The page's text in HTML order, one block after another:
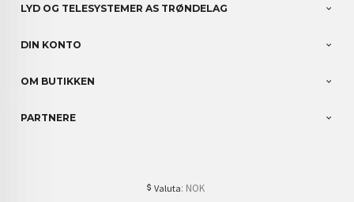
LYD OG TELESYSTEMER AS TRØNDELAG
DIN KONTO
OM BUTIKKEN
PARTNERE
Valuta: NOK